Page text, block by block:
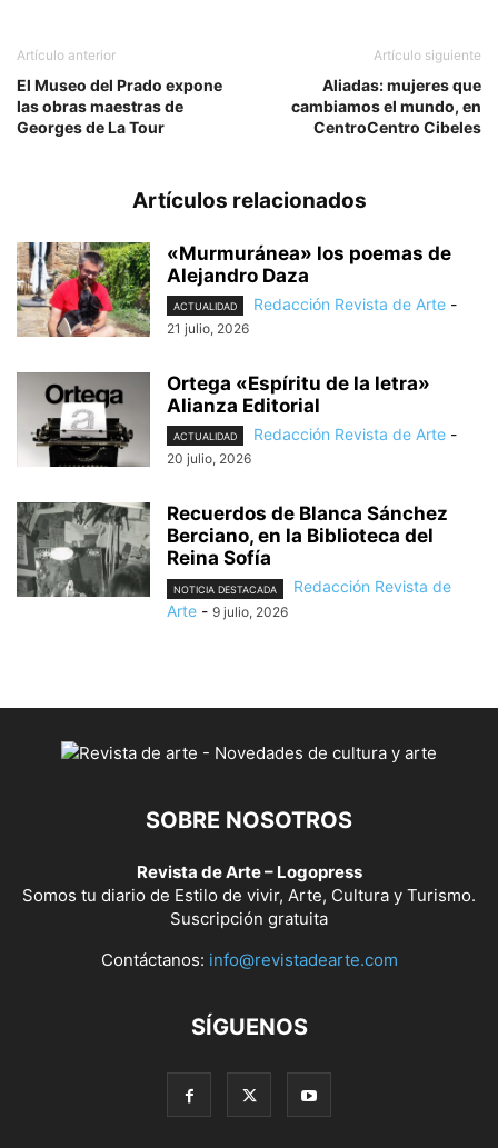
Artículo anterior
El Museo del Prado expone
las obras maestras de
Georges de La Tour
Artículo siguiente
Aliadas: mujeres que
cambiamos el mundo, en
CentroCentro Cibeles
Artículos relacionados
«Murmuránea» los poemas de
Alejandro Daza
ACTUALIDAD Redacción Revista de Arte -
21 julio, 2026
Ortega «Espíritu de la letra»
Alianza Editorial
ACTUALIDAD Redacción Revista de Arte -
20 julio, 2026
Recuerdos de Blanca Sánchez
Berciano, en la Biblioteca del
Reina Sofía
NOTICIA DESTACADA
Redacción Revista de
Arte - 9 julio, 2026
SOBRE NOSOTROS
Revista de Arte – Logopress
Somos tu diario de Estilo de vivir, Arte, Cultura y Turismo.
Suscripción gratuita
Contáctanos: info@revistadearte.com
SÍGUENOS